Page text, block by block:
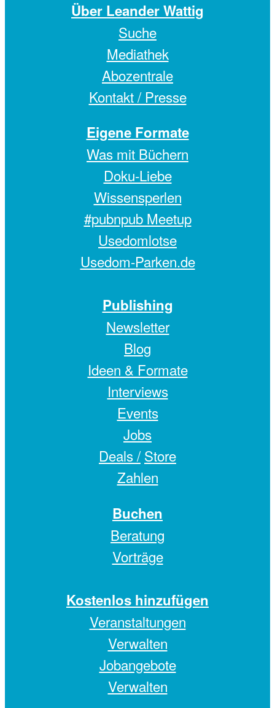
Über Leander Wattig
Suche
Mediathek
Abozentrale
Kontakt / Presse
Eigene Formate
Was mit Büchern
Doku-Liebe
Wissensperlen
#pubnpub Meetup
Usedomlotse
Usedom-Parken.de
Publishing
Newsletter
Blog
Ideen & Formate
Interviews
Events
Jobs
Deals / Store
Zahlen
Buchen
Beratung
Vorträge
Kostenlos hinzufügen
Veranstaltungen
Verwalten
Jobangebote
Verwalten